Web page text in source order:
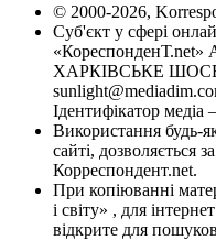
© 2000-2026,
Суб'єкт у сфері
«КореспонденТ.net»
ХАРКІВСЬКЕ ШОСЕ,
Ідентифікатор медіа
Використання будь-
сайті, дозволяється
Корреспондент.net.
При копіюванні
і світу» , для
відкрите для